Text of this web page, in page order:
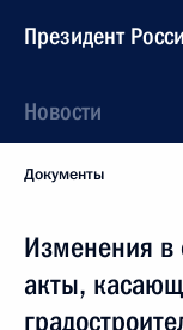
Президент
Новости
Документы
Изменения в
акты,